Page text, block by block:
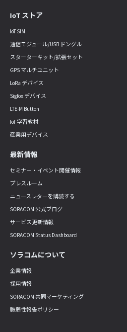
IoT ストア
IoT SIM
通信モジュール/USB ドングル
スターターキット/拡張セット
GPS マルチユニット
LoRa デバイス
Sigfox デバイス
LTE-M Button
IoT 学習教材
産業用デバイス
最新情報
セミナー・イベント開催情報
プレスルーム
ニュースレターを購読する
SORACOM 公式ブログ
サービス更新情報
SORACOM Status Dashboard
ソラコムについて
企業情報
採用情報
SORACOM 共同マーケティング
脆弱性報告ポリシー